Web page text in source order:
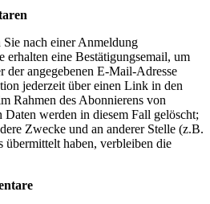
nach einer Anmeldung
erhalten eine Bestätigungsemail, um
der angegebenen E-Mail-Adresse
jederzeit über einen Link in den
Rahmen des Abonnierens von
Daten werden in diesem Fall gelöscht;
Zwecke und an anderer Stelle (z.B.
übermittelt haben, verbleiben die